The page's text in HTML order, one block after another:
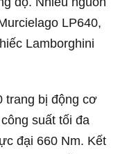
LP640,
Lamborghini
trang bị động cơ
suất tối đa
đại 660 Nm. Kết